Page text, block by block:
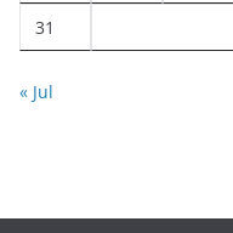
31
« Jul